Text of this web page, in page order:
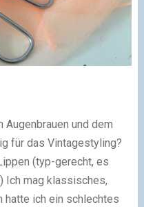
und dem
für das Vintagestyling?
(typ-gerecht, es
Ich mag klassisches,
hatte ich ein schlechtes